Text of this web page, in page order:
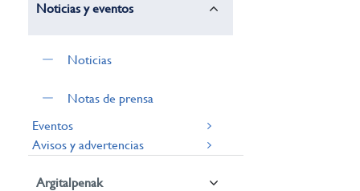
Noticias y eventos
Noticias
Notas de prensa
Eventos
Avisos y advertencias
Argitalpenak